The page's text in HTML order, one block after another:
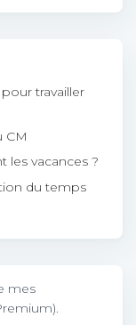
travailler
CM
les vacances ?
du temps
mes